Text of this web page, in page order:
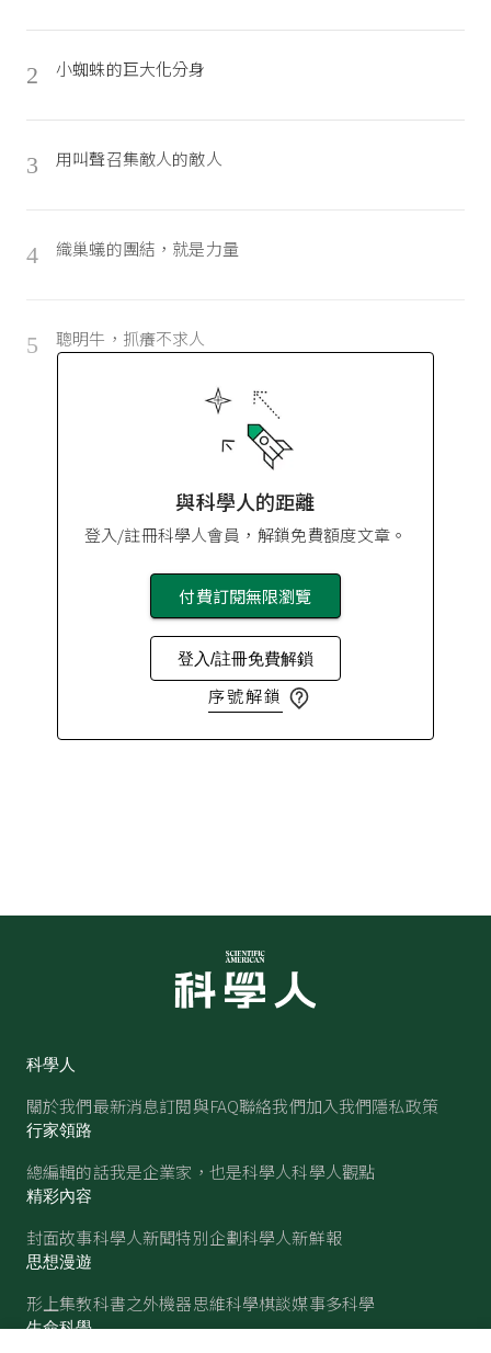
2 小蜘蛛的巨大化分身
3 用叫聲召集敵人的敵人
4 織巢蟻的團結，就是力量
5 聰明牛，抓癢不求人
與科學人的距離
登入/註冊科學人會員，解鎖免費額度文章。
付費訂閱無限瀏覽
登入/註冊免費解鎖
序號解鎖
科學人
關於我們最新消息訂閱與FAQ聯絡我們加入我們隱私政策
行家領路
總編輯的話我是企業家，也是科學人科學人觀點
精彩內容
封面故事科學人新聞特別企劃科學人新鮮報
思想漫遊
形上集教科書之外機器思維科學棋談媒事多科學
生命科學